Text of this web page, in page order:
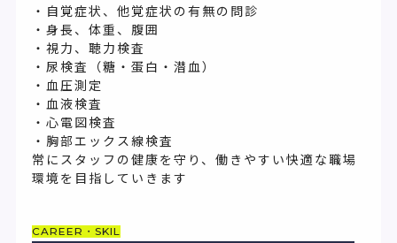
・自覚症状、他覚症状の有無の問診
・身長、体重、腹囲
・視力、聴力検査
・尿検査（糖・蛋白・潜血）
・血圧測定
・血液検査
・心電図検査
・胸部エックス線検査
常にスタッフの健康を守り、働きやすい快適な職場
環境を目指していきます
CAREER・SKIL